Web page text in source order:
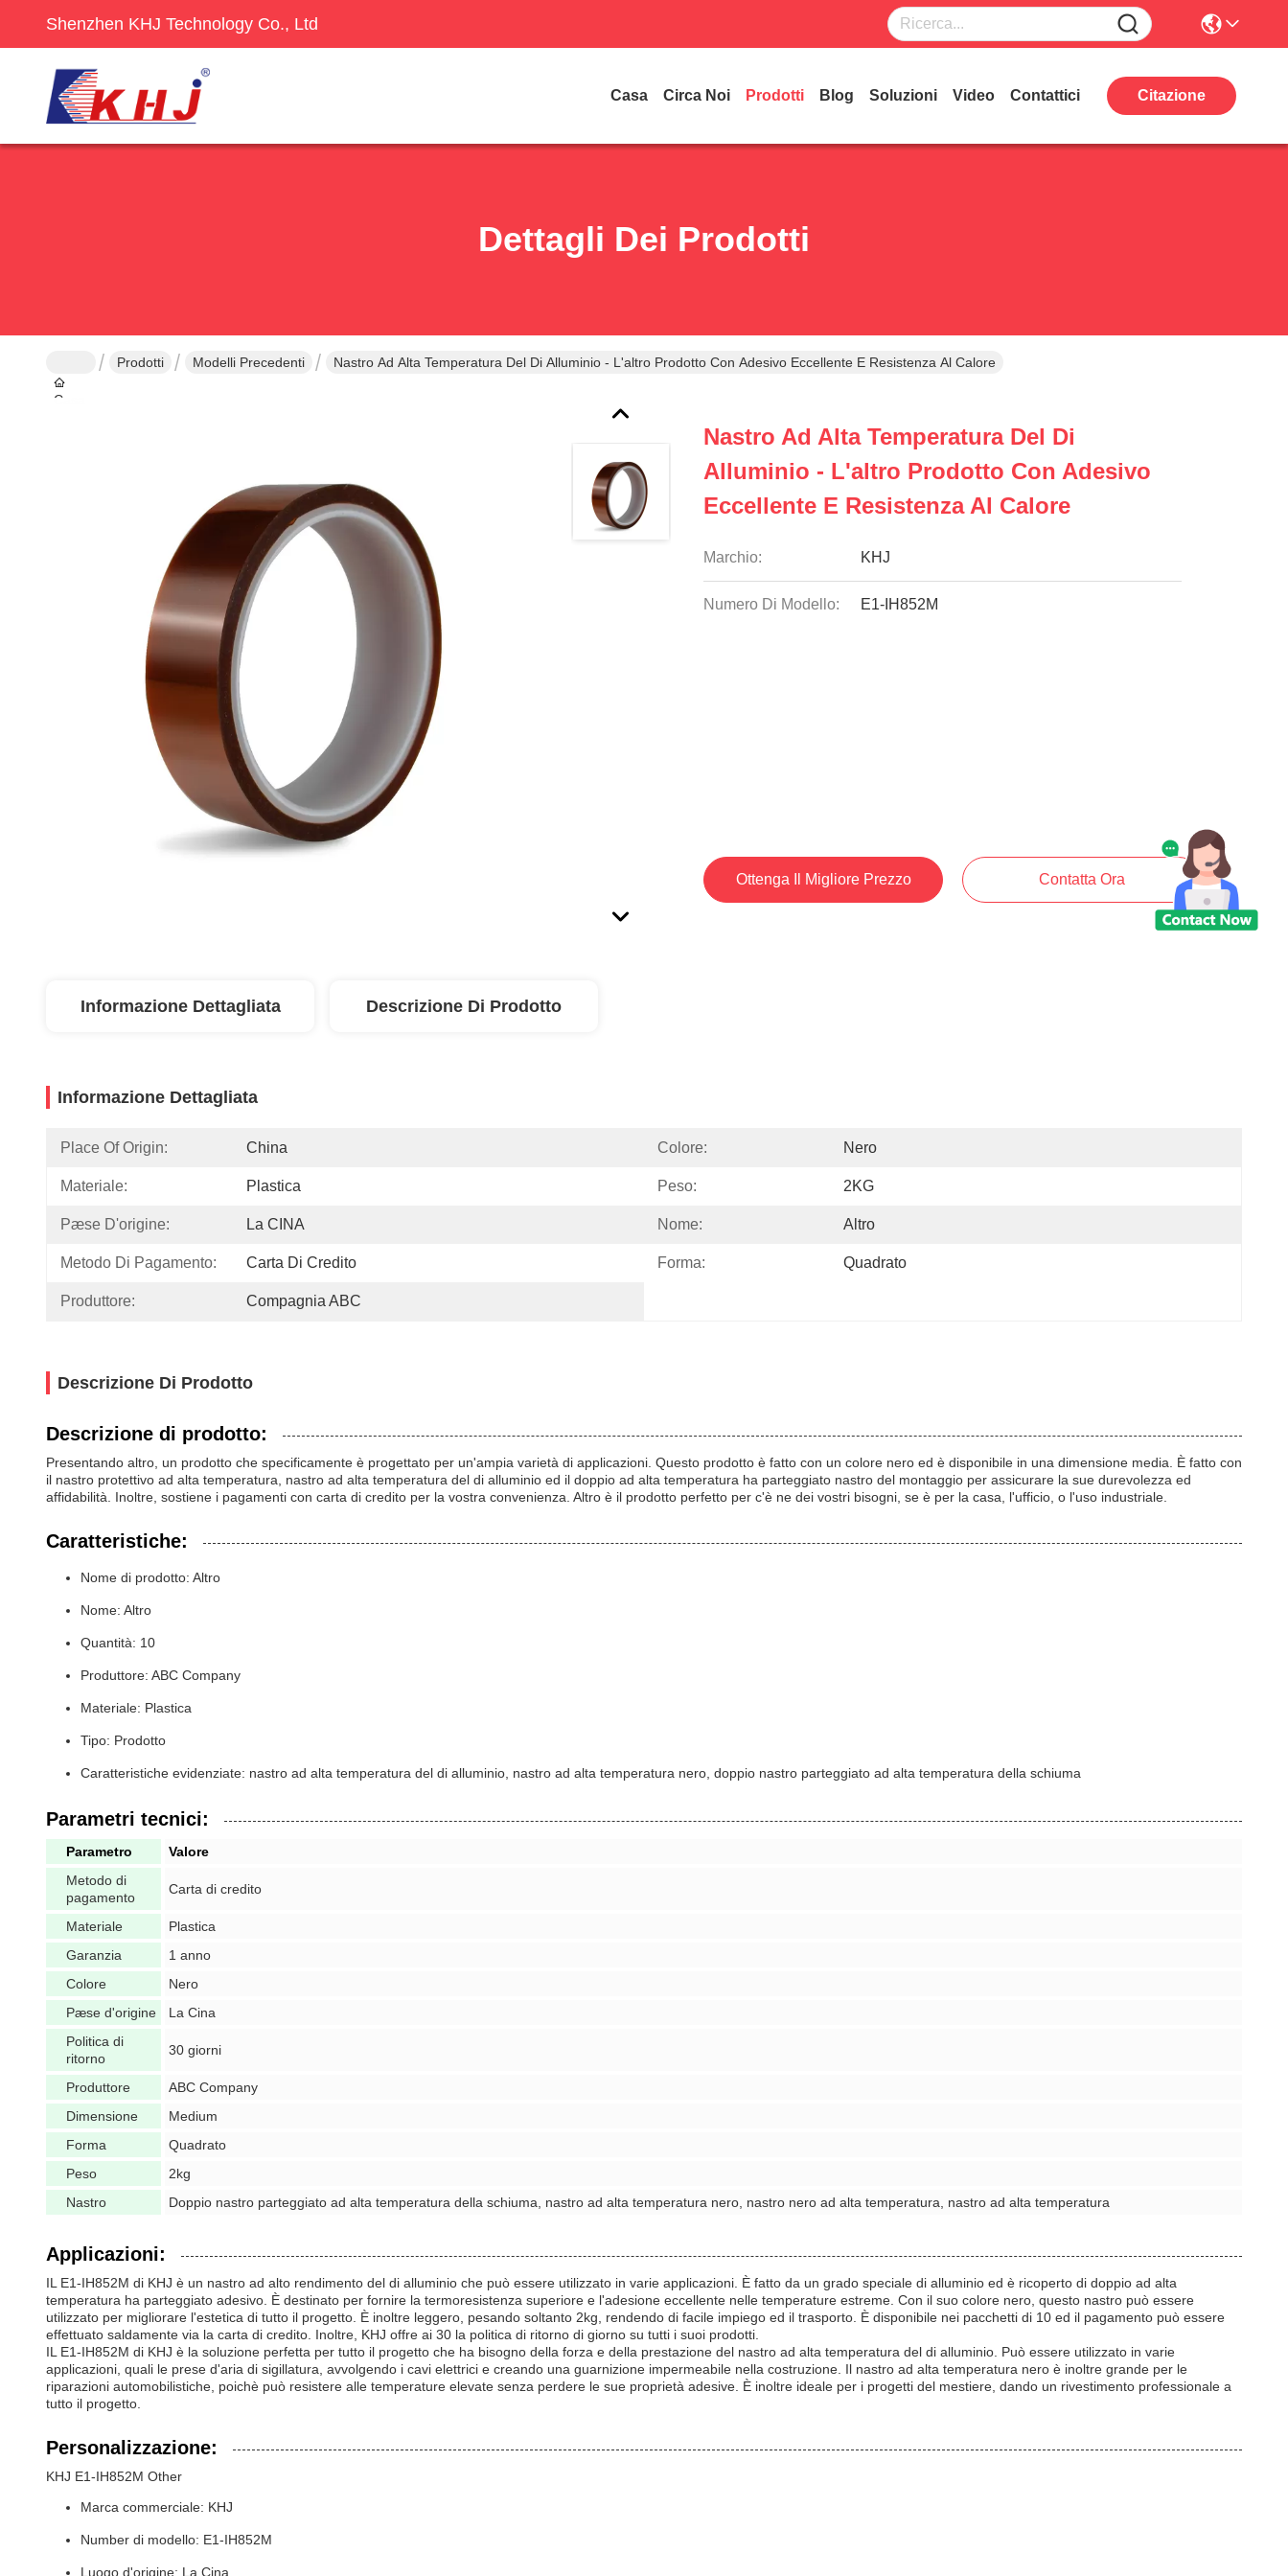
Shenzhen KHJ Technology Co., Ltd
Casa Circa Noi Prodotti Blog Soluzioni Video Contattici Citazione
Dettagli Dei Prodotti
Casa
Prodotti Modelli Precedenti Nastro Ad Alta Temperatura Del Di Alluminio - L'altro Prodotto Con Adesivo Eccellente E Resistenza Al Calore
Nastro Ad Alta Temperatura Del Di
Alluminio - L'altro Prodotto Con Adesivo
Eccellente E Resistenza Al Calore
Marchio: KHJ
Numero Di Modello: E1-IH852M
Ottenga Il Migliore Prezzo Contatta Ora
Informazione Dettagliata Descrizione Di Prodotto
Informazione Dettagliata
Place Of Origin: China Colore: Nero
Materiale: Plastica Peso: 2KG
Pæse D'origine: La CINA Nome: Altro
Metodo Di Pagamento: Carta Di Credito Forma: Quadrato
Produttore: Compagnia ABC
Descrizione Di Prodotto
Descrizione di prodotto:
Presentando altro, un prodotto che specificamente è progettato per un'ampia varietà di applicazioni. Questo prodotto è fatto con un colore nero ed è disponibile in una dimensione media. È fatto con
il nastro protettivo ad alta temperatura, nastro ad alta temperatura del di alluminio ed il doppio ad alta temperatura ha parteggiato nastro del montaggio per assicurare la sue durevolezza ed
affidabilità. Inoltre, sostiene i pagamenti con carta di credito per la vostra convenienza. Altro è il prodotto perfetto per c'è ne dei vostri bisogni, se è per la casa, l'ufficio, o l'uso industriale.
Caratteristiche:
Nome di prodotto: Altro
Nome: Altro
Quantità: 10
Produttore: ABC Company
Materiale: Plastica
Tipo: Prodotto
Caratteristiche evidenziate: nastro ad alta temperatura del di alluminio, nastro ad alta temperatura nero, doppio nastro parteggiato ad alta temperatura della schiuma
Parametri tecnici:
Parametro
Valore
Metodo di
pagamento
Carta di credito
Materiale
Plastica
Garanzia
1 anno
Colore
Nero
Pæse d'origine
La Cina
Politica di
ritorno
30 giorni
Produttore
ABC Company
Dimensione
Medium
Forma
Quadrato
Peso
2kg
Nastro
Doppio nastro parteggiato ad alta temperatura della schiuma, nastro ad alta temperatura nero, nastro nero ad alta temperatura, nastro ad alta temperatura
Applicazioni:
IL E1-IH852M di KHJ è un nastro ad alto rendimento del di alluminio che può essere utilizzato in varie applicazioni. È fatto da un grado speciale di alluminio ed è ricoperto di doppio ad alta
temperatura ha parteggiato adesivo. È destinato per fornire la termoresistenza superiore e l'adesione eccellente nelle temperature estreme. Con il suo colore nero, questo nastro può essere
utilizzato per migliorare l'estetica di tutto il progetto. È inoltre leggero, pesando soltanto 2kg, rendendo di facile impiego ed il trasporto. È disponibile nei pacchetti di 10 ed il pagamento può essere
effettuato saldamente via la carta di credito. Inoltre, KHJ offre ai 30 la politica di ritorno di giorno su tutti i suoi prodotti.
IL E1-IH852M di KHJ è la soluzione perfetta per tutto il progetto che ha bisogno della forza e della prestazione del nastro ad alta temperatura del di alluminio. Può essere utilizzato in varie
applicazioni, quali le prese d'aria di sigillatura, avvolgendo i cavi elettrici e creando una guarnizione impermeabile nella costruzione. Il nastro ad alta temperatura nero è inoltre grande per le
riparazioni automobilistiche, poichè può resistere alle temperature elevate senza perdere le sue proprietà adesive. È inoltre ideale per i progetti del mestiere, dando un rivestimento professionale a
tutto il progetto.
Personalizzazione:
KHJ E1-IH852M Other
Marca commerciale: KHJ
Number di modello: E1-IH852M
Luogo d'origine: La Cina